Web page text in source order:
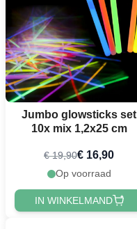
Jumbo glowsticks set
10x mix 1,2x25 cm
€ 19,90€ 16,90
Op voorraad
IN WINKELMAND